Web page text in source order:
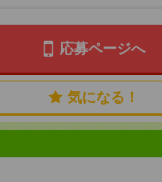
応募ページへ
気になる！